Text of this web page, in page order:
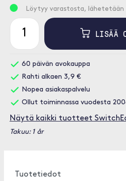
Löytyy varastosta,
LISÄÄ
60 päivän avokauppa
Rahti alkaen 3,9 €
Nopea asiakaspalvelu
Ollut toiminnassa vuodesta
Näytä kaikki tuotteet
Takuu: 1 år
Tuotetiedot